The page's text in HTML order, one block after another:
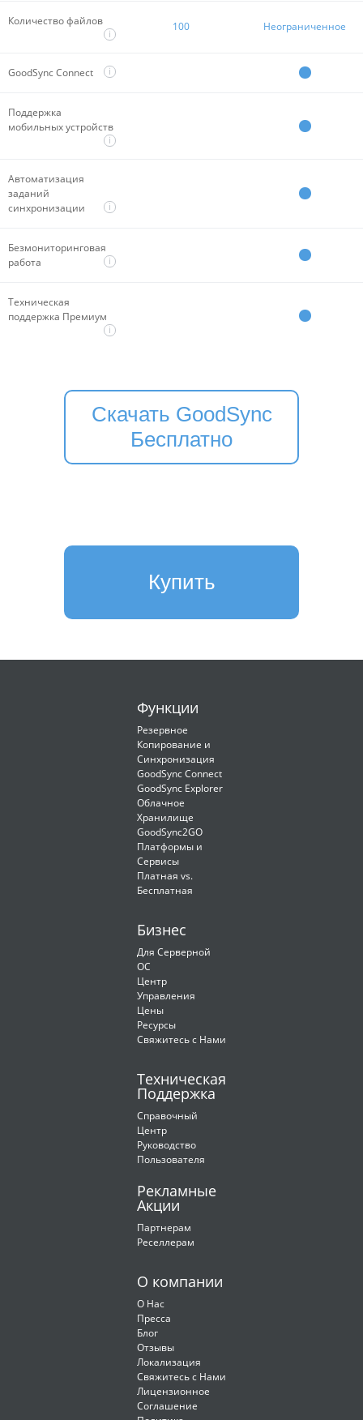
Количество файлов
i
100 Неограниченное
GoodSync Connect i
Поддержка
мобильных устройств
i
Автоматизация
заданий
синхронизации
i
Безмониторинговая
работа
i
Техническая
поддержка Премиум
i
Скачать GoodSync
Бесплатно
Купить
Функции
Резервное
Копирование и
Синхронизация
GoodSync Connect
GoodSync Explorer
Облачное
Хранилище
GoodSync2GO
Платформы и
Сервисы
Платная vs.
Бесплатная
Бизнес
Для Cерверной
ОС
Центр
Управления
Цены
Ресурсы
Свяжитесь с Нами
Техническая
Поддержка
Справочный
Центр
Руководство
Пользователя
Рекламные
Акции
Партнерам
Реселлерам
О компании
О Нас
Пресса
Блог
Отзывы
Локализация
Свяжитесь с Нами
Лицензионное
Соглашение